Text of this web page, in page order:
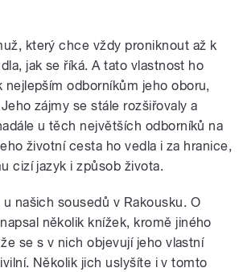
který chce vždy proniknout až k
jak se říká. A tato vlastnost ho
nejlepším odborníkům jeho oboru,
zájmy se stále rozšiřovaly a
u těch největších odborníků na
životní cesta ho vedla i za hranice,
cizí jazyk i způsob života.
našich sousedů v Rakousku. O
několik knížek, kromě jiného
se s v nich objevují jeho vlastní
Několik jich uslyšíte i v tomto